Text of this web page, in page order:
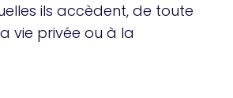
ils accèdent, de toute
vie privée ou à la